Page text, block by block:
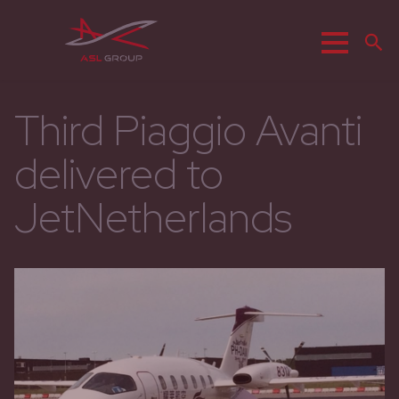
Menu
Third Piaggio Avanti
delivered to
JetNetherlands